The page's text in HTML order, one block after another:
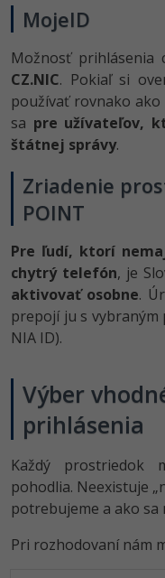
MojeID
Možnosť prihlásenia
CZ.NIC. Pokiaľ si
používať rovnako
sa pre užívateľov,
štátnej správy.
Zriadenie
POINT
Pre ľudí, ktorí
chytrý telefón, je
aktivovať osobne.
prepojí ju s
NIA ID).
Výber
prihlásenia
Každý prostriedok
pohodlia. Neexistuje
potrebujeme a ako sa
Pri rozhodovaní nám